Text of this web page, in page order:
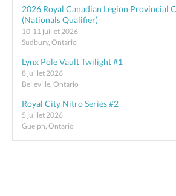
2026 Royal Canadian Legion Provincial
(Nationals Qualifier)
10-11 juillet 2026
Sudbury, Ontario
Lynx Pole Vault Twilight #1
8 juillet 2026
Belleville, Ontario
Royal City Nitro Series #2
5 juillet 2026
Guelph, Ontario